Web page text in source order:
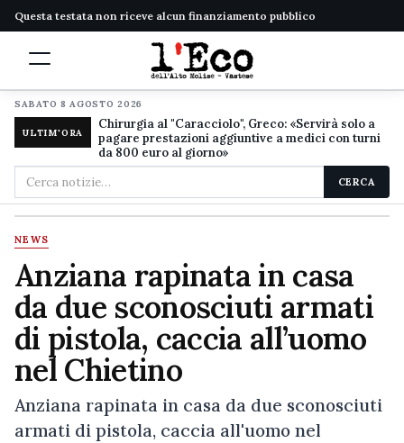
Questa testata non riceve alcun finanziamento pubblico
SABATO 8 AGOSTO 2026
ULTIM'ORA
Chirurgia al "Caracciolo", Greco: «Servirà solo a
pagare prestazioni aggiuntive a medici con turni
da 800 euro al giorno»
Cerca
nel
sito
CERCA
NEWS
Anziana rapinata in casa
da due sconosciuti armati
di pistola, caccia all’uomo
nel Chietino
Anziana rapinata in casa da due sconosciuti
armati di pistola, caccia all'uomo nel